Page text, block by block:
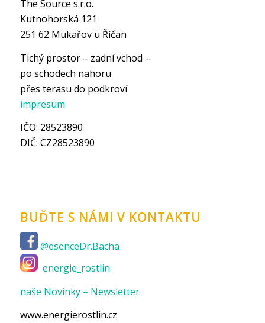
The Source s.r.o.
Kutnohorská 121
251 62 Mukařov u Říčan
Tichý prostor – zadní vchod –
po schodech nahoru
přes terasu do podkroví
impresum
IČO: 28523890
DIČ: CZ28523890
BUĎTE S NÁMI V KONTAKTU
@esenceDr.Bacha
energie_rostlin
naše Novinky – Newsletter
www.energierostlin.cz